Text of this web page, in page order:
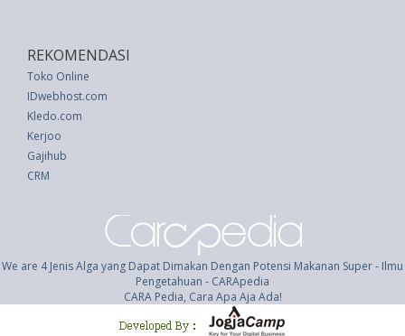
REKOMENDASI
Toko Online
IDwebhost.com
Kledo.com
Kerjoo
Gajihub
CRM
We are 4 Jenis Alga yang Dapat Dimakan Dengan Potensi Makanan Super - Ilmu
Pengetahuan - CARApedia
CARA Pedia, Cara Apa Aja Ada!